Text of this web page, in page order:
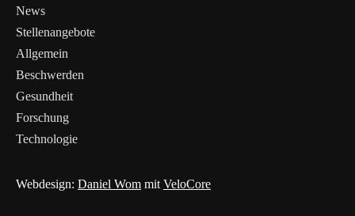
News
Stellenangebote
Allgemein
Beschwerden
Gesundheit
Forschung
Technologie
Webdesign: Daniel Wom mit VeloCore